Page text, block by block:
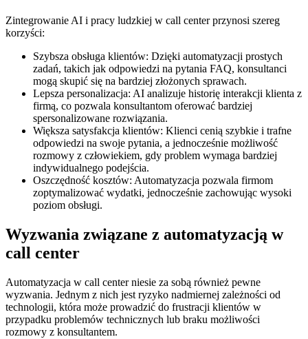
Zintegrowanie AI i pracy ludzkiej w call center przynosi szereg
korzyści:
Szybsza obsługa klientów: Dzięki automatyzacji prostych
zadań, takich jak odpowiedzi na pytania FAQ, konsultanci
mogą skupić się na bardziej złożonych sprawach.
Lepsza personalizacja: AI analizuje historię interakcji klienta z
firmą, co pozwala konsultantom oferować bardziej
spersonalizowane rozwiązania.
Większa satysfakcja klientów: Klienci cenią szybkie i trafne
odpowiedzi na swoje pytania, a jednocześnie możliwość
rozmowy z człowiekiem, gdy problem wymaga bardziej
indywidualnego podejścia.
Oszczędność kosztów: Automatyzacja pozwala firmom
zoptymalizować wydatki, jednocześnie zachowując wysoki
poziom obsługi.
Wyzwania związane z automatyzacją w
call center
Automatyzacja w call center niesie za sobą również pewne
wyzwania. Jednym z nich jest ryzyko nadmiernej zależności od
technologii, która może prowadzić do frustracji klientów w
przypadku problemów technicznych lub braku możliwości
rozmowy z konsultantem.